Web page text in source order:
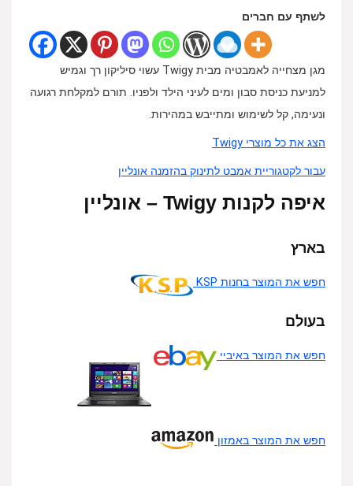
לשתף עם חברים
מגן מצחייה לאמבטיה מבית Twigy עשוי סיליקון רך וגמיש
למניעת כניסת סבון ומים לעיני הילד ולפניו. תורם למקלחת רגועה
ונעימה, קל לשימוש ומתייבש במהירות.
הצג את כל מוצרי Twigy
עבור לקטגוריית אמבט לתינוק בהזמנה אונליין
איפה לקנות Twigy – אונליין
בארץ
חפש את המוצר בחנות KSP
בעולם
חפש את המוצר באיביי
חפש את המוצר באמזון